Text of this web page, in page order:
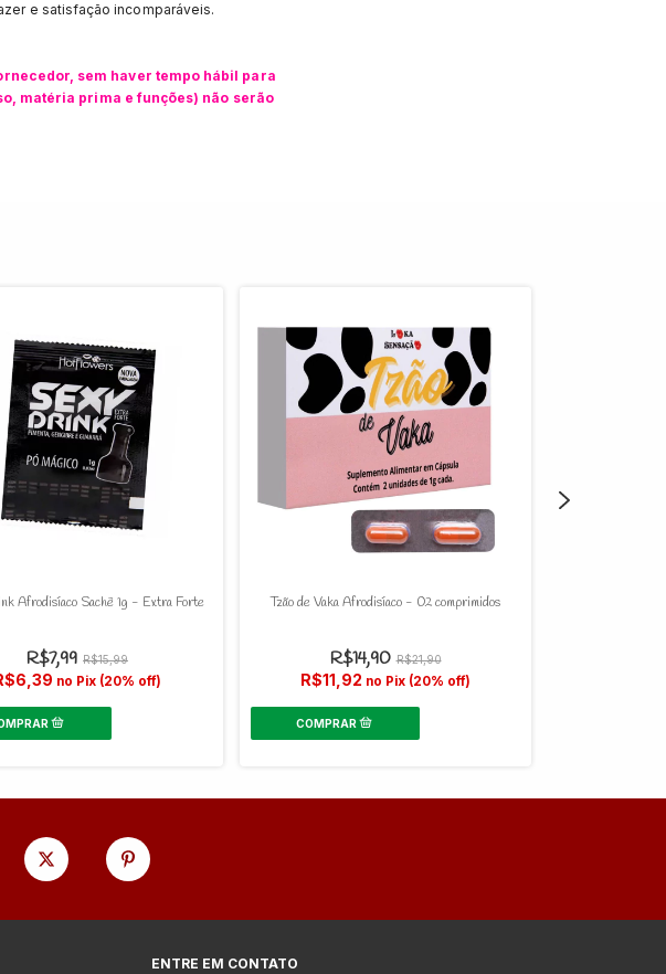
e satisfação incomparáveis.
sem haver tempo hábil para
matéria prima e funções) não serão
Afrodisíaco Sachê 1g - Extra Forte
R$7,99 R$15,99
no Pix (20% off)
Tzão de Vaka Afrodisíaco - 02 comprimidos
R$14,90 R$21,90
R$11,92 no Pix (20% off)
ENTRE EM CONTATO